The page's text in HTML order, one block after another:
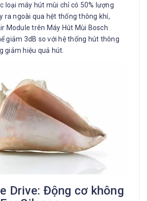
loại máy hút mùi chỉ có 50% lượng
ra ngoài qua hệt thống thông khí,
Module trên Máy Hút Mùi Bosch
giảm 3dB so với hệ thống hút thông
giảm hiệu quả hút.
Drive: Động cơ không